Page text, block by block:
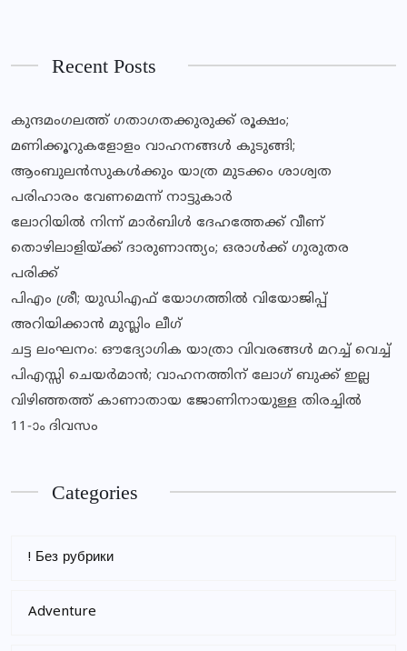
Recent Posts
കുന്ദമംഗലത്ത് ഗതാഗതക്കുരുക്ക് രൂക്ഷം;
മണിക്കൂറുകളോളം വാഹനങ്ങള്‍ കുടുങ്ങി;
ആംബുലന്‍സുകള്‍ക്കും യാത്ര മുടക്കം ശാശ്വത
പരിഹാരം വേണമെന്ന് നാട്ടുകാര്‍
ലോറിയില്‍ നിന്ന് മാര്‍ബിള്‍ ദേഹത്തേക്ക് വീണ്
തൊഴിലാളിയ്ക്ക് ദാരുണാന്ത്യം; ഒരാൾക്ക് ഗുരുതര
പരിക്ക്
പിഎം ശ്രീ; യുഡിഎഫ് യോഗത്തില്‍ വിയോജിപ്പ്
അറിയിക്കാന്‍ മുസ്ലിം ലീഗ്
ചട്ട ലംഘനം: ഔദ്യോഗിക യാത്രാ വിവരങ്ങള്‍ മറച്ച് വെച്ച്
പിഎസ്സി ചെയര്‍മാന്‍; വാഹനത്തിന് ലോഗ് ബുക്ക് ഇല്ല
വിഴിഞ്ഞത്ത് കാണാതായ ജോണിനായുള്ള തിരച്ചില്‍
11-ാം ദിവസം
Categories
! Без рубрики
Adventure